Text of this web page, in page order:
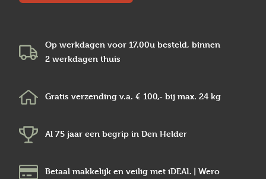
Op werkdagen voor 17.00u besteld, binnen
2 werkdagen thuis
Gratis verzending v.a. € 100,- bij max. 24 kg
Al 75 jaar een begrip in Den Helder
Betaal makkelijk en veilig met iDEAL | Wero